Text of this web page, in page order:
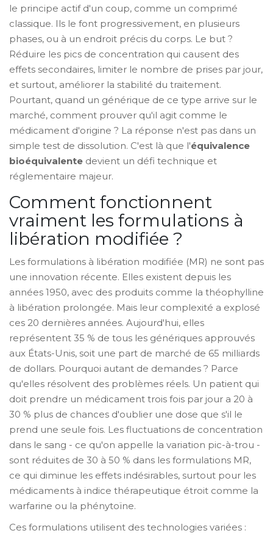
le principe actif d'un coup, comme un comprimé
classique. Ils le font progressivement, en plusieurs
phases, ou à un endroit précis du corps. Le but ?
Réduire les pics de concentration qui causent des
effets secondaires, limiter le nombre de prises par jour,
et surtout, améliorer la stabilité du traitement.
Pourtant, quand un générique de ce type arrive sur le
marché, comment prouver qu'il agit comme le
médicament d'origine ? La réponse n'est pas dans un
simple test de dissolution. C'est là que l'équivalence
bioéquivalente devient un défi technique et
réglementaire majeur.
Comment fonctionnent
vraiment les formulations à
libération modifiée ?
Les formulations à libération modifiée (MR) ne sont pas
une innovation récente. Elles existent depuis les
années 1950, avec des produits comme la théophylline
à libération prolongée. Mais leur complexité a explosé
ces 20 dernières années. Aujourd'hui, elles
représentent 35 % de tous les génériques approuvés
aux États-Unis, soit une part de marché de 65 milliards
de dollars. Pourquoi autant de demandes ? Parce
qu'elles résolvent des problèmes réels. Un patient qui
doit prendre un médicament trois fois par jour a 20 à
30 % plus de chances d'oublier une dose que s'il le
prend une seule fois. Les fluctuations de concentration
dans le sang - ce qu'on appelle la variation pic-à-trou -
sont réduites de 30 à 50 % dans les formulations MR,
ce qui diminue les effets indésirables, surtout pour les
médicaments à indice thérapeutique étroit comme la
warfarine ou la phénytoïne.
Ces formulations utilisent des technologies variées :